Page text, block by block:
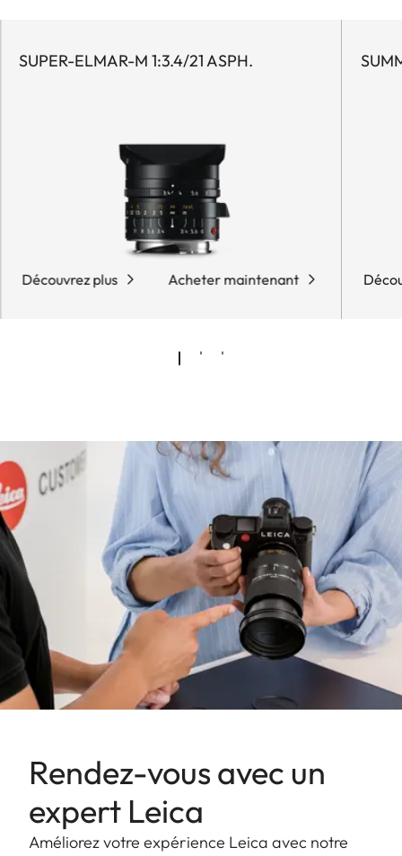
SUPER-ELMAR-M 1:3.4/21 ASPH.
Découvrez plus Acheter maintenant
Rendez-vous avec un
expert Leica
Améliorez votre expérience Leica avec notre